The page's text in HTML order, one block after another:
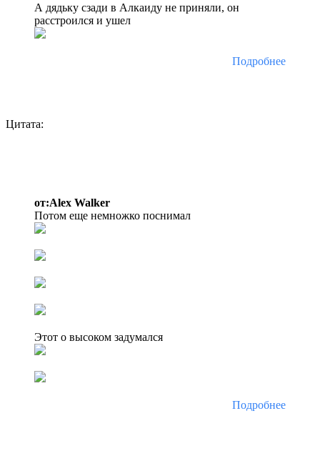
А дядьку сзади в Алкаиду не приняли, он
расстроился и ушел
Подробнее
Цитата:
от:Alex Walker
Потом еще немножко поснимал
Этот о высоком задумался
Подробнее